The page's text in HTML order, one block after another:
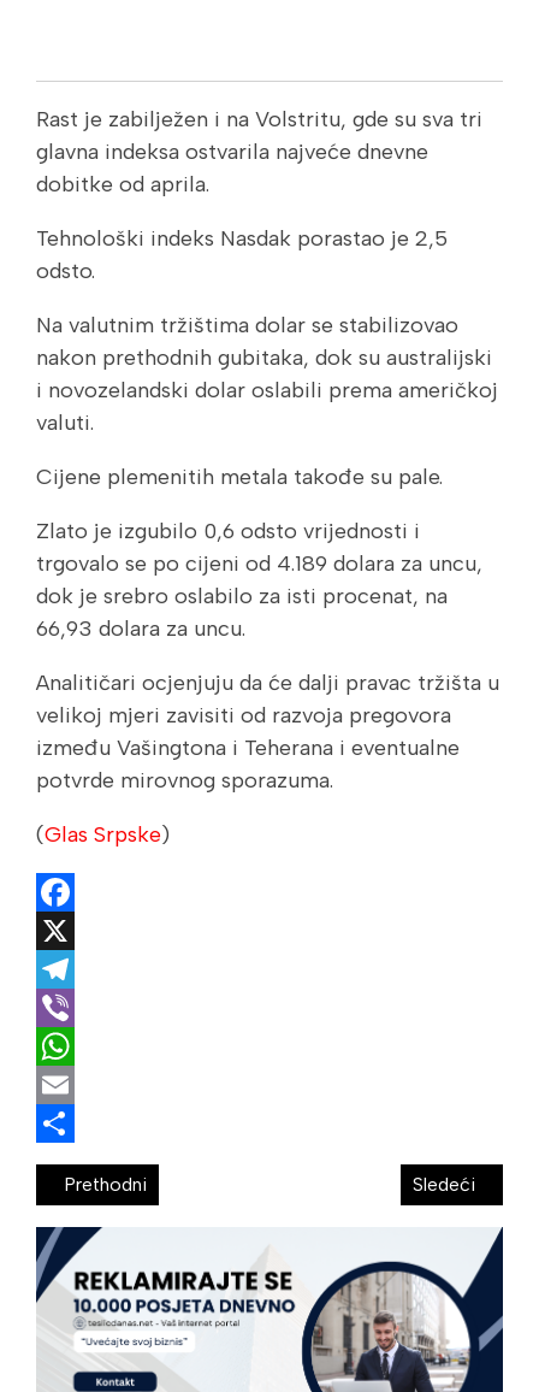
Rast je zabilježen i na Volstritu, gde su sva tri
glavna indeksa ostvarila najveće dnevne
dobitke od aprila.
Tehnološki indeks Nasdak porastao je 2,5
odsto.
Na valutnim tržištima dolar se stabilizovao
nakon prethodnih gubitaka, dok su australijski
i novozelandski dolar oslabili prema američkoj
valuti.
Cijene plemenitih metala takođe su pale.
Zlato je izgubilo 0,6 odsto vrijednosti i
trgovalo se po cijeni od 4.189 dolara za uncu,
dok je srebro oslabilo za isti procenat, na
66,93 dolara za uncu.
Analitičari ocjenjuju da će dalji pravac tržišta u
velikoj mjeri zavisiti od razvoja pregovora
između Vašingtona i Teherana i eventualne
potvrde mirovnog sporazuma.
(Glas Srpske)
Facebook
X
Telegram
Viber
WhatsApp
Email
Share
Prethodni Sledeći